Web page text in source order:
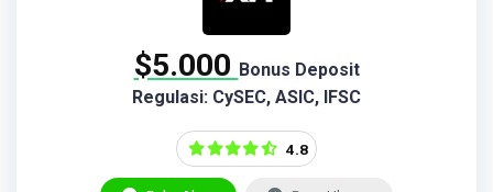
$5.000 Bonus Deposit
Regulasi: CySEC, ASIC, IFSC
4.8